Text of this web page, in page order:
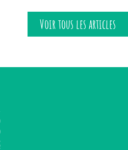
Voir tous les articles